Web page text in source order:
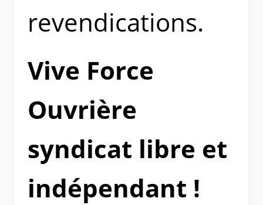
revendications.
Vive Force
Ouvrière
syndicat libre et
indépendant !